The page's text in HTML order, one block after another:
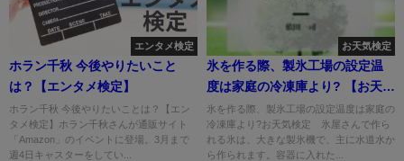
エンタメ検定
ホラン千秋 今後やりたいこと
は？【エンタメ検定】
ホラン千秋 今後やりたいことは？【エン
タメ検定】ホラン千秋さんが通販サイト
「Amazon」のイベントに登場。3月まで
週4日キャスターをしてい...
お天気検定
氷を作る際、製氷工場の設定温
度は家庭の冷凍庫より? 【お天気
検定】
氷を作る際、製氷工場の設定温度は家庭の
冷凍庫より?お天気検定 氷屋さんで作ら
れる氷は、大きな製氷機で、主に水道水か
ら作られます。容器に入れた...